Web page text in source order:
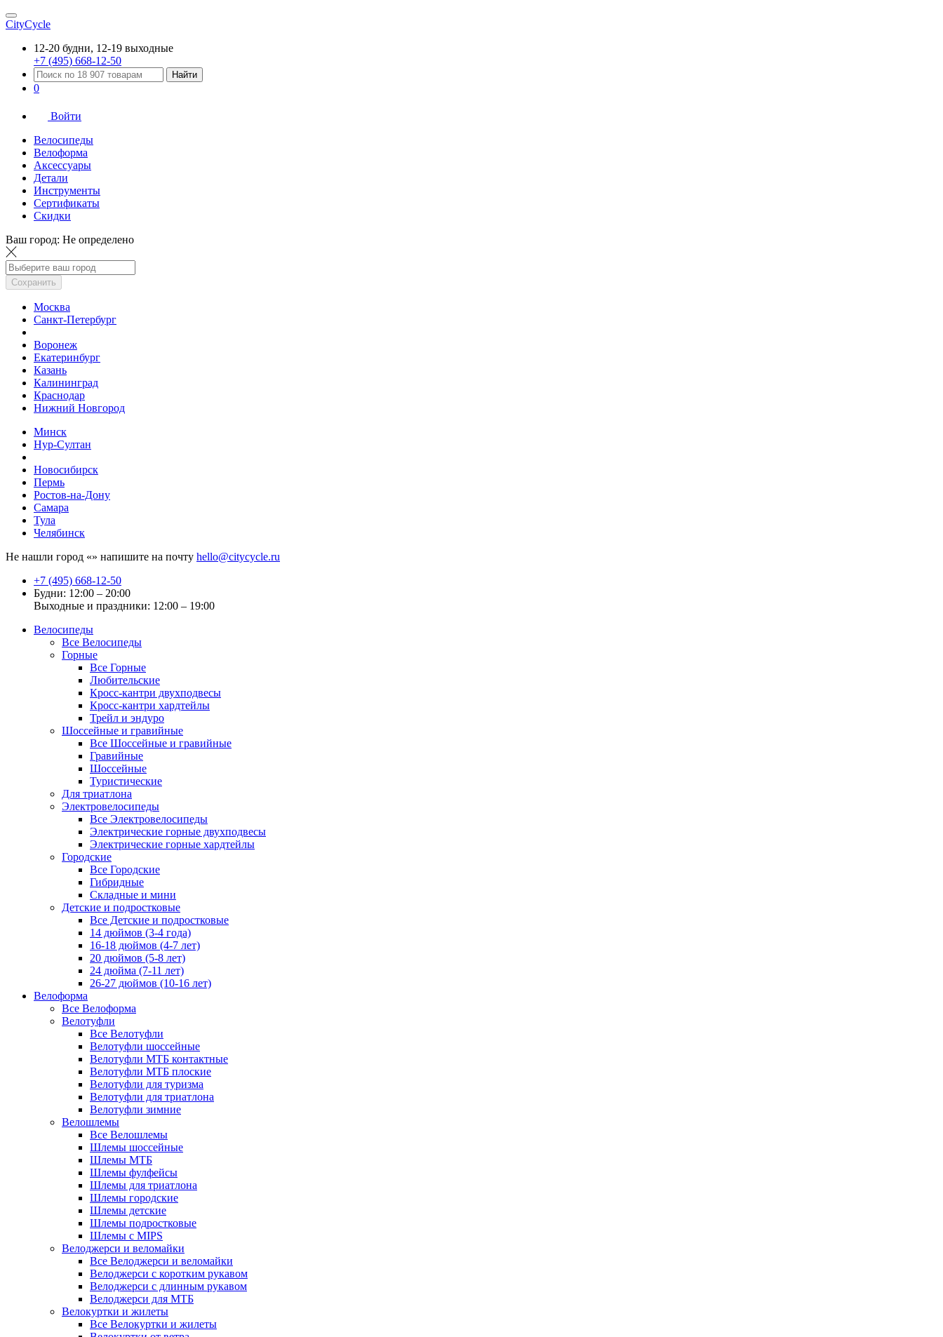
CityCycle
12-20 будни, 12-19 выходные
+7 (495) 668-12-50
Найти
0
Войти
Велосипеды
Велоформа
Аксессуары
Детали
Инструменты
Сертификаты
Скидки
Ваш город: Не определено
Сохранить
Москва
Санкт-Петербург
Воронеж
Екатеринбург
Казань
Калининград
Краснодар
Нижний Новгород
Минск
Нур-Султан
Новосибирск
Пермь
Ростов-на-Дону
Самара
Тула
Челябинск
Не нашли город «» напишите на почту hello@citycycle.ru
+7 (495) 668-12-50
Будни: 12:00 – 20:00
Выходные и праздники: 12:00 – 19:00
Велосипеды
Все Велосипеды
Горные
Все Горные
Любительские
Кросс-кантри двухподвесы
Кросс-кантри хардтейлы
Трейл и эндуро
Шоссейные и гравийные
Все Шоссейные и гравийные
Гравийные
Шоссейные
Туристические
Для триатлона
Электровелосипеды
Все Электровелосипеды
Электрические горные двухподвесы
Электрические горные хардтейлы
Городские
Все Городские
Гибридные
Складные и мини
Детские и подростковые
Все Детские и подростковые
14 дюймов (3-4 года)
16-18 дюймов (4-7 лет)
20 дюймов (5-8 лет)
24 дюйма (7-11 лет)
26-27 дюймов (10-16 лет)
Велоформа
Все Велоформа
Велотуфли
Все Велотуфли
Велотуфли шоссейные
Велотуфли МТБ контактные
Велотуфли МТБ плоские
Велотуфли для туризма
Велотуфли для триатлона
Велотуфли зимние
Велошлемы
Все Велошлемы
Шлемы шоссейные
Шлемы МТБ
Шлемы фулфейсы
Шлемы для триатлона
Шлемы городские
Шлемы детские
Шлемы подростковые
Шлемы с MIPS
Велоджерси и веломайки
Все Велоджерси и веломайки
Велоджерси с коротким рукавом
Велоджерси с длинным рукавом
Велоджерси для МТБ
Велокуртки и жилеты
Все Велокуртки и жилеты